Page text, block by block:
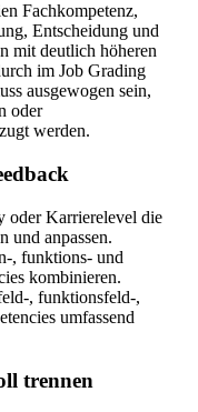
Fachkompetenz,
Entscheidung und
mit deutlich höheren
im Job Grading
ausgewogen sein,
oder
werden.
oder Karrierelevel die
und anpassen.
, funktions- und
kombinieren.
, funktionsfeld-,
umfassend
trennen